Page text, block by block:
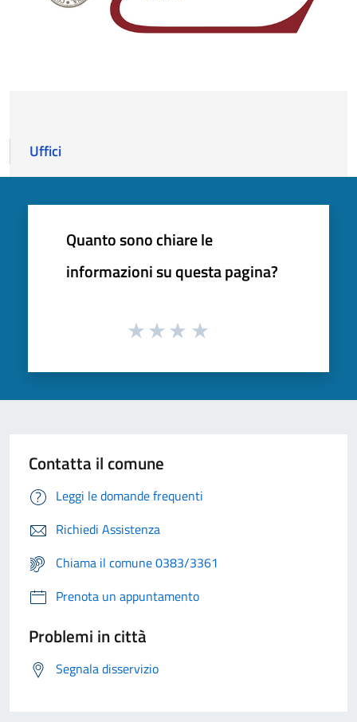
Uffici
Quanto sono chiare le
informazioni su questa pagina?
Contatta il comune
Leggi le domande frequenti
Richiedi Assistenza
Chiama il comune 0383/3361
Prenota un appuntamento
Problemi in città
Segnala disservizio